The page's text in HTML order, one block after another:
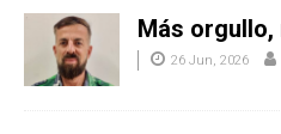
Más
26 Jun, 2026